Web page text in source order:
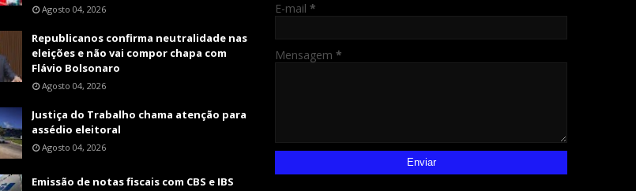
Agosto 04, 2026
Republicanos confirma neutralidade nas
eleições e não vai compor chapa com
Flávio Bolsonaro
Agosto 04, 2026
Justiça do Trabalho chama atenção para
assédio eleitoral
Agosto 04, 2026
Emissão de notas fiscais com CBS e IBS
E-mail *
Mensagem *